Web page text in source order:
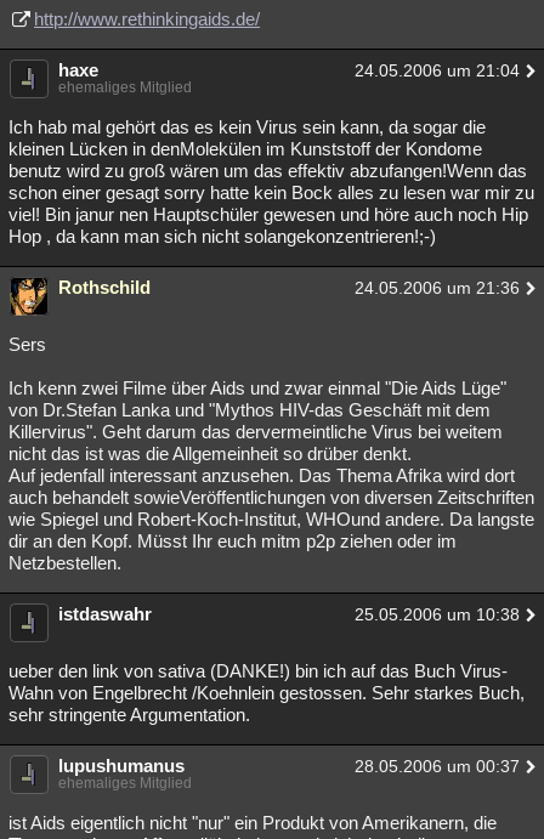
http://www.rethinkingaids.de/
haxe 24.05.2006 um 21:04
ehemaliges Mitglied
Ich hab mal gehört das es kein Virus sein kann, da sogar die
kleinen Lücken in denMolekülen im Kunststoff der Kondome
benutz wird zu groß wären um das effektiv abzufangen!Wenn das
schon einer gesagt sorry hatte kein Bock alles zu lesen war mir zu
viel! Bin janur nen Hauptschüler gewesen und höre auch noch Hip
Hop , da kann man sich nicht solangekonzentrieren!;-)
Rothschild 24.05.2006 um 21:36
Sers
Ich kenn zwei Filme über Aids und zwar einmal "Die Aids Lüge"
von Dr.Stefan Lanka und "Mythos HIV-das Geschäft mit dem
Killervirus". Geht darum das dervermeintliche Virus bei weitem
nicht das ist was die Allgemeinheit so drüber denkt.
Auf jedenfall interessant anzusehen. Das Thema Afrika wird dort
auch behandelt sowieVeröffentlichungen von diversen Zeitschriften
wie Spiegel und Robert-Koch-Institut, WHOund andere. Da langste
dir an den Kopf. Müsst Ihr euch mitm p2p ziehen oder im
Netzbestellen.
istdaswahr 25.05.2006 um 10:38
ueber den link von sativa (DANKE!) bin ich auf das Buch Virus-
Wahn von Engelbrecht /Koehnlein gestossen. Sehr starkes Buch,
sehr stringente Argumentation.
lupushumanus 28.05.2006 um 00:37
ehemaliges Mitglied
ist Aids eigentlich nicht "nur" ein Produkt von Amerikanern, die